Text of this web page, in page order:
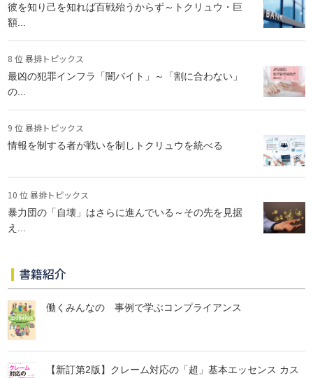
彼を知り己を知れば百戦殆うからず～トクリュウ・巨
額...
8 位 暴排トピックス
最凶の犯罪インフラ「闇バイト」～「割に合わない」
の...
9 位 暴排トピックス
情報を制する者が戦いを制しトクリュウを統べる
10 位 暴排トピックス
暴力団の「自壊」はさらに進んでいる～その先を見据
え...
書籍紹介
働くみんなの 事例で学ぶコンプライアンス
【新訂第2版】クレーム対応の「超」基本エッセンス カス